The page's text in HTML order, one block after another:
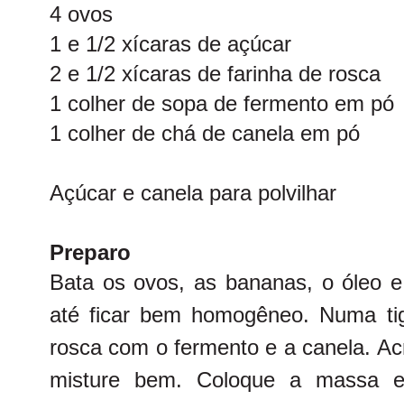
4 ovos
1 e 1/2 xícaras de açúcar
2 e 1/2 xícaras de farinha de rosca
1 colher de sopa de fermento em pó
1 colher de chá de canela em pó
Açúcar e canela para polvilhar
Preparo
Bata os ovos, as bananas, o óleo
até ficar bem homogêneo. Numa
rosca com o fermento e a canela.
misture bem. Coloque a massa